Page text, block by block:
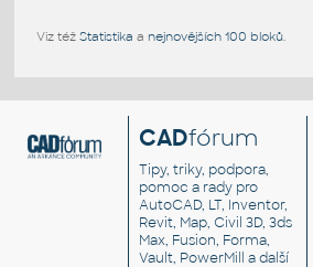
Viz též Statistika a nejnovějších 100 bloků.
CADfórum
Tipy, triky, podpora,
pomoc a rady pro
AutoCAD, LT, Inventor,
Revit, Map, Civil 3D, 3ds
Max, Fusion, Forma,
Vault, PowerMill a další